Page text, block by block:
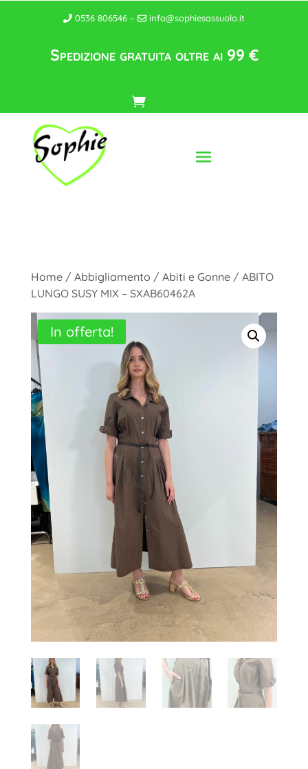
0536 806546 – info@sophiesassuolo.it
Spedizione gratuita oltre ai 99 €
Home/ Abbigliamento / Abiti e Gonne/ ABITO
LUNGO SUSY MIX – SXAB60462A
In offerta!